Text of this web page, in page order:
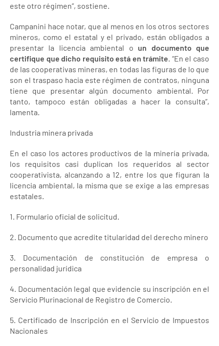
este otro régimen”, sostiene.
Campanini hace notar, que al menos en los otros sectores
mineros, como el estatal y el privado, están obligados a
presentar la licencia ambiental o un documento que
certifique que dicho requisito está en trámite. “En el caso
de las cooperativas mineras, en todas las figuras de lo que
son el traspaso hacia este régimen de contratos, ninguna
tiene que presentar algún documento ambiental. Por
tanto, tampoco están obligadas a hacer la consulta”,
lamenta.
Industria minera privada
En el caso los actores productivos de la minería privada,
los requisitos casi duplican los requeridos al sector
cooperativista, alcanzando a 12, entre los que figuran la
licencia ambiental, la misma que se exige a las empresas
estatales.
1. Formulario oficial de solicitud.
2. Documento que acredite titularidad del derecho minero
3. Documentación de constitución de empresa o
personalidad jurídica
4. Documentación legal que evidencie su inscripción en el
Servicio Plurinacional de Registro de Comercio.
5. Certificado de Inscripción en el Servicio de Impuestos
Nacionales